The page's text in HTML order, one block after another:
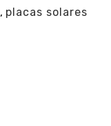
, placas solares